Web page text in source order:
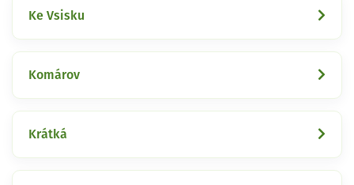
Ke Vsisku
Komárov
Krátká